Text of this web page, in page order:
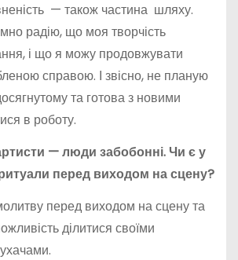
— також частина шляху.
радію, що моя творчість
і що я можу продовжувати
справою. І звісно, не планую
та готова з новими
в роботу.
— люди забобонні. Чи є у
ритуали перед виходом на сцену?
перед виходом на сцену та
ділитися своїми